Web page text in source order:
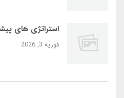
استراتژی‌ های
فوریه 3, 2026